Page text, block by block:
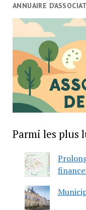
ANNUAIRE
Parmi les plus